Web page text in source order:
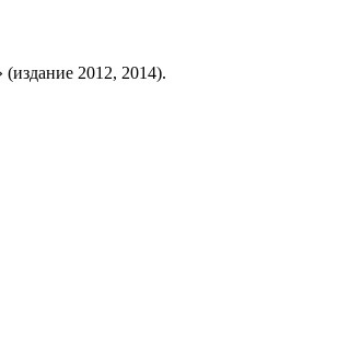
2012, 2014).